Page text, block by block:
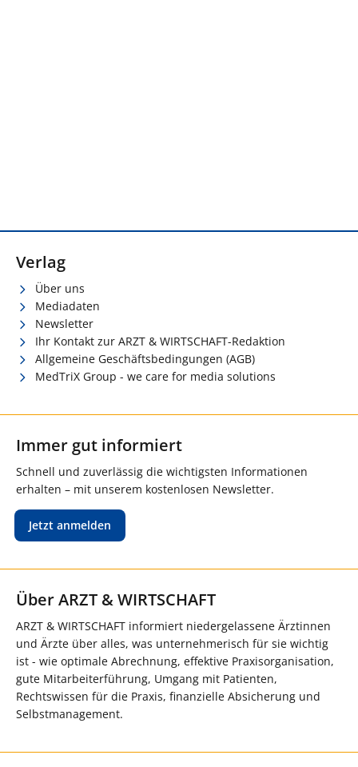
Verlag
Über uns
Mediadaten
Newsletter
Ihr Kontakt zur ARZT & WIRTSCHAFT-Redaktion
Allgemeine Geschäftsbedingungen (AGB)
MedTriX Group - we care for media solutions
Immer gut informiert
Schnell und zuverlässig die wichtigsten Informationen
erhalten – mit unserem kostenlosen Newsletter.
Jetzt anmelden
Über ARZT & WIRTSCHAFT
ARZT & WIRTSCHAFT informiert niedergelassene Ärztinnen
und Ärzte über alles, was unternehmerisch für sie wichtig
ist - wie optimale Abrechnung, effektive Praxisorganisation,
gute Mitarbeiterführung, Umgang mit Patienten,
Rechtswissen für die Praxis, finanzielle Absicherung und
Selbstmanagement.